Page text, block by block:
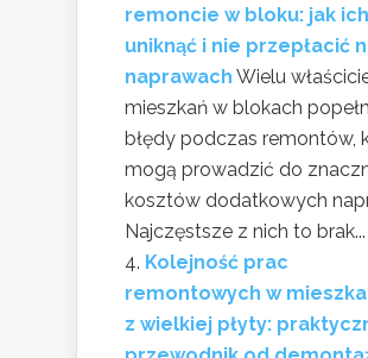
remoncie w bloku: jak ich
uniknąć i nie przepłacić
naprawach Wielu
mieszkań w blokach
błędy podczas remontów,
mogą prowadzić do
kosztów dodatkowych
Najczęstsze z nich to brak...
Kolejność prac
remontowych w
z wielkiej płyty: